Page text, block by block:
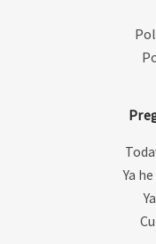
Ya